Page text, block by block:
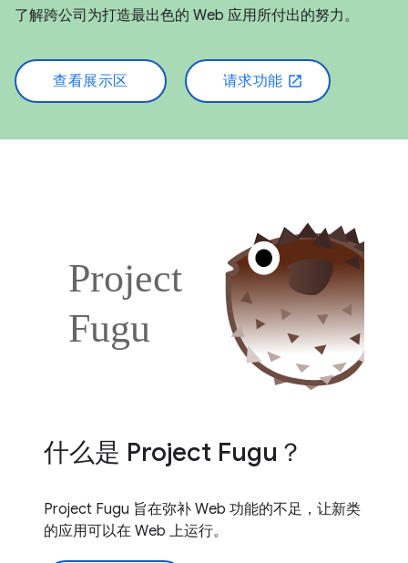
了解跨公司为打造最出色的 Web 应用所付出的努力。
查看展示区 请求功能 open_in_new
什么是 Project Fugu？
Project Fugu 旨在弥补 Web 功能的不足，让新类
的应用可以在 Web 上运行。